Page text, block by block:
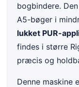
bogbindere.
A5-bøger i
lukket PUR-
findes i større
præcis og
Denne maskine